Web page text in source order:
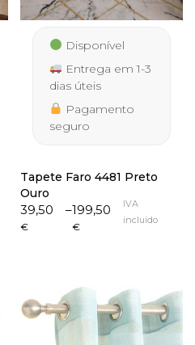
Disponível
Entrega em 1-3
dias úteis
Pagamento
seguro
Tapete Faro 4481 Preto
Ouro
39,50
€
–199,50
€
Price
range:
IVA
incluído